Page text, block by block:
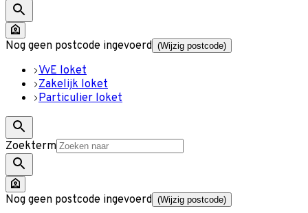
Nog geen postcode ingevoerd (Wijzig postcode)
VvE loket
Zakelijk loket
Particulier loket
Zoekterm
Nog geen postcode ingevoerd (Wijzig postcode)